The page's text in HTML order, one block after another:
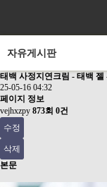
자유게시판
태백 사정지연크림 - 태백 젤
25-05-16 04:32
페이지 정보
vejhxzpy 873회 0건
수정
삭제
본문